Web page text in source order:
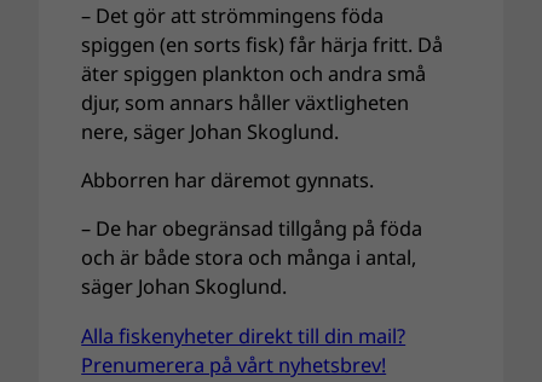
– Det gör att strömmingens föda
spiggen (en sorts fisk) får härja fritt. Då
äter spiggen plankton och andra små
djur, som annars håller växtligheten
nere, säger Johan Skoglund.
Abborren har däremot gynnats.
– De har obegränsad tillgång på föda
och är både stora och många i antal,
säger Johan Skoglund.
Alla fiskenyheter direkt till din mail?
Prenumerera på vårt nyhetsbrev!